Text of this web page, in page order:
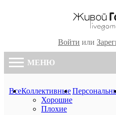
Войти или
МЕНЮ
ВсеКоллективные
Хорошие
Плохие